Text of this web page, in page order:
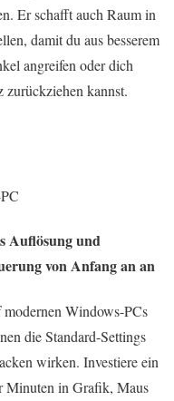
Er schafft auch Raum in
damit du aus besserem
angreifen oder dich
zurückziehen kannst.
PC
Auflösung und
von Anfang an an
Windows-PCs
die Standard-Settings
wirken. Investiere ein
Minuten in Grafik, Maus